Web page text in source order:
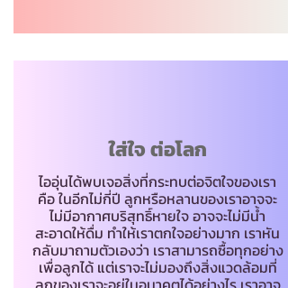
ใส่ใจ ต่อโลก
ไออุ่นได้พบเจอสิ่งที่กระทบต่อจิตใจของเรา
คือ ในอีกไม่กี่ปี ลูกหรือหลานของเราอาจจะ
ไม่มีอากาศบริสุทธิ์หายใจ อาจจะไม่มีน้ำ
สะอาดให้ดื่ม ทำให้เราตกใจอย่างมาก เราหัน
กลับมาถามตัวเองว่า เราสามารถซื้อทุกอย่าง
เพื่อลูกได้ แต่เราจะไม่มองถึงสิ่งแวดล้อมที่